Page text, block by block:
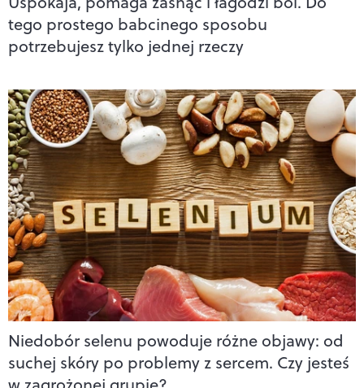
tego prostego babcinego sposobu
potrzebujesz tylko jednej rzeczy
Niedobór selenu powoduje różne objawy: od
suchej skóry po problemy z sercem. Czy jesteś